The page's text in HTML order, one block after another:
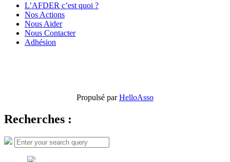
L’AFDER c’est quoi ?
Nos Actions
Nous Aider
Nous Contacter
Adhésion
Propulsé parHelloAsso
Recherches :
Search
for:
Search